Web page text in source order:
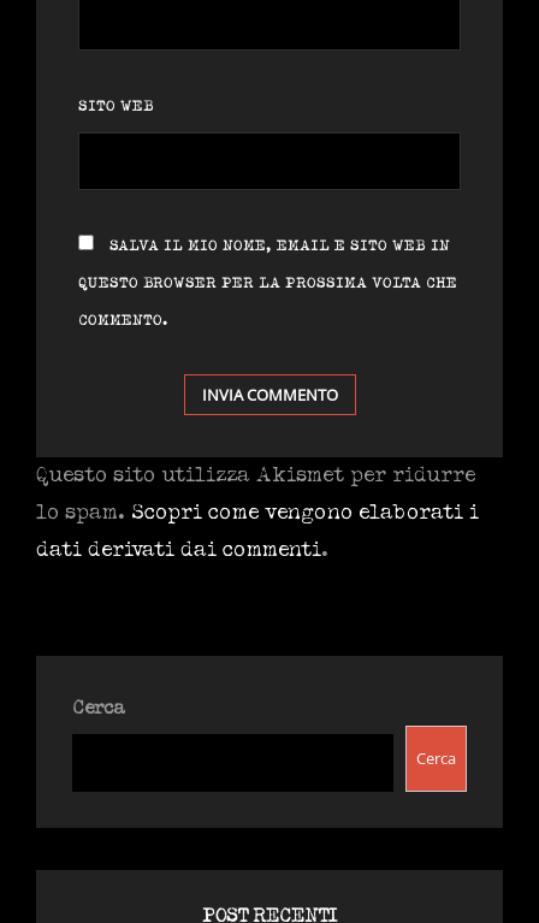
SITO WEB
SALVA IL MIO NOME, EMAIL E SITO WEB IN
QUESTO BROWSER PER LA PROSSIMA VOLTA CHE
COMMENTO.
Questo sito utilizza Akismet per ridurre
lo spam. Scopri come vengono elaborati i
dati derivati dai commenti.
Cerca
Cerca
POST RECENTI